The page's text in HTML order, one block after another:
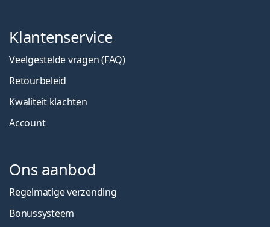
Klantenservice
Veelgestelde vragen (FAQ)
Retourbeleid
Kwaliteit klachten
Account
Ons aanbod
Regelmatige verzending
Bonussysteem